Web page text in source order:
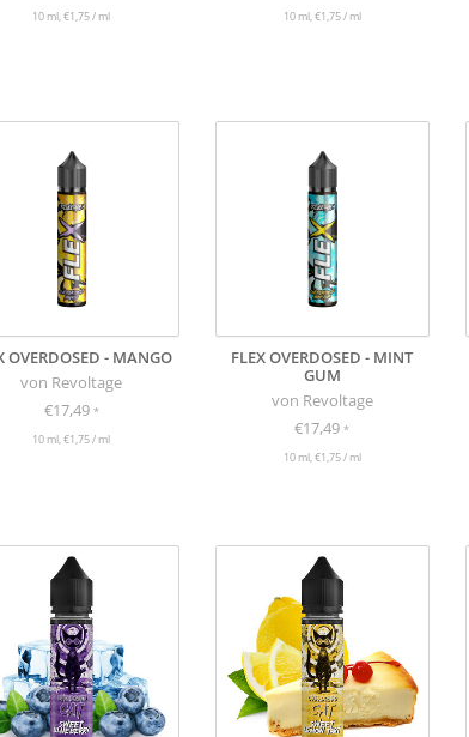
10 ml, €1,75 / ml
10 ml, €1,75 / ml
OVERDOSED - MANGO
von Revoltage
€17,49 *
10 ml, €1,75 / ml
FLEX OVERDOSED - MINT
GUM
von Revoltage
€17,49*
10 ml, €1,75 / ml